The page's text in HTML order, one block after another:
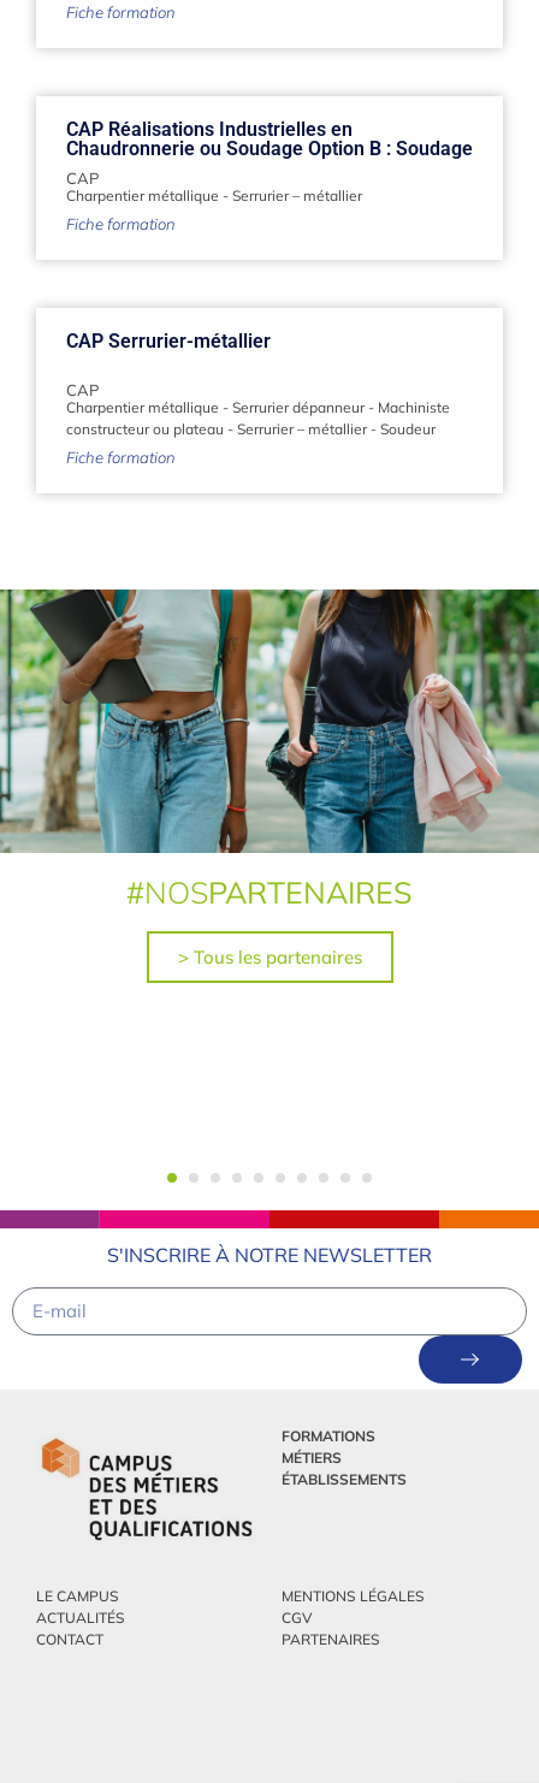
Fiche formation
CAP Réalisations Industrielles en
Chaudronnerie ou Soudage Option B : Soudage
CAP
Charpentier métallique - Serrurier – métallier
Fiche formation
CAP Serrurier-métallier
CAP
Charpentier métallique - Serrurier dépanneur- Machiniste
constructeur ou plateau - Serrurier – métallier- Soudeur
Fiche formation
#NOSPARTENAIRES
> Tous les partenaires
S'INSCRIRE À NOTRE NEWSLETTER
FORMATIONS
MÉTIERS
ÉTABLISSEMENTS
LE CAMPUS
ACTUALITÉS
CONTACT
MENTIONS LÉGALES
CGV
PARTENAIRES